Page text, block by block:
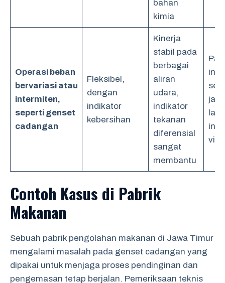
bahan
kimia
Operasi beban
bervariasi atau
intermiten,
seperti genset
cadangan
Fleksibel,
dengan
indikator
kebersihan
Kinerja
stabil pada
berbagai
aliran
udara,
indikator
tekanan
diferensial
sangat
membantu
jam
Contoh Kasus di Pabrik
Makanan
Sebuah pabrik pengolahan makanan di Jawa Timur
mengalami masalah pada genset cadangan yang
dipakai untuk menjaga proses pendinginan dan
pengemasan tetap berjalan. Pemeriksaan teknis